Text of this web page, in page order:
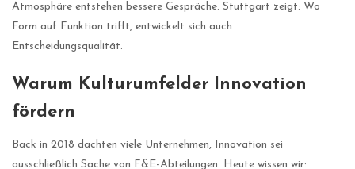
Atmosphäre entstehen bessere Gespräche. Stuttgart zeigt: Wo
Form auf Funktion trifft, entwickelt sich auch
Entscheidungsqualität.
Warum Kulturumfelder Innovation
fördern
Back in 2018 dachten viele Unternehmen, Innovation sei
ausschließlich Sache von F&E-Abteilungen. Heute wissen wir: